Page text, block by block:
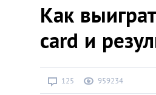
Все страны
Как
card и
125 959234